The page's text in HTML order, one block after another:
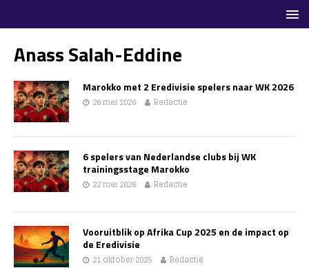
Anass Salah-Eddine
Marokko met 2 Eredivisie spelers naar WK 2026
26 mei 2026 Redactie
6 spelers van Nederlandse clubs bij WK
trainingsstage Marokko
22 mei 2026 Redactie
Vooruitblik op Afrika Cup 2025 en de impact op
de Eredivisie
21 oktober 2025 Redactie